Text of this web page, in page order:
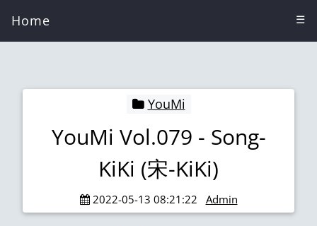
Home ☰
YouMi
YouMi Vol.079 - Song-
KiKi (宋-KiKi)
2022-05-13 08:21:22 Admin